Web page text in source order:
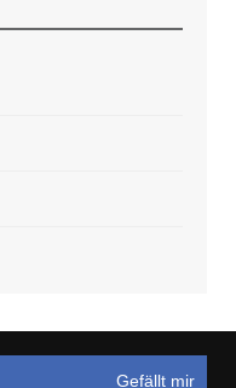
Gefällt mir